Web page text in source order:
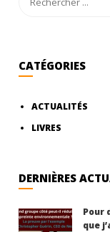
CATÉGORIES
ACTUALITÉS
LIVRES
DERNIÈRES
Pour
que